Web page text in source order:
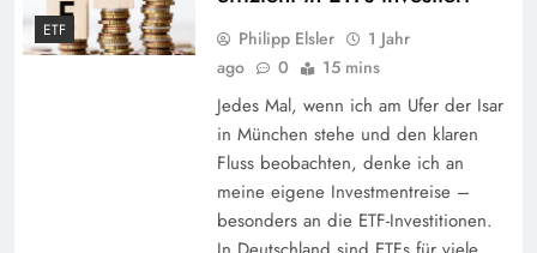
ETF Philipp Elsler
1 Jahr
ago
0 15 mins
Jedes Mal, wenn ich am Ufer der Isar
in München stehe und den klaren
Fluss beobachten, denke ich an
meine eigene Investmentreise –
besonders an die ETF-Investitionen.